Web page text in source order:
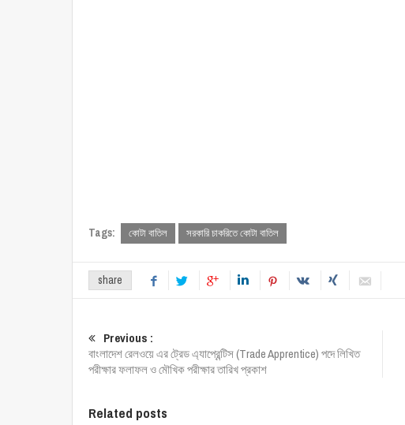
Tags: কোটা বাতিল সরকারি চাকরিতে কোটা বাতিল
share
Previous :
বাংলাদেশ রেলওয়ে এর ট্রেড এ্যাপ্রেন্টিস (Trade Apprentice) পদে লিখিত
পরীক্ষার ফলাফল ও মৌখিক পরীক্ষার তারিখ প্রকাশ
Related posts